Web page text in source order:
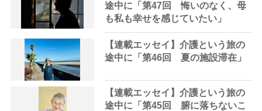
途中に「第47回 悔いのなく、母
も私も幸せを感じていたい」
【連載エッセイ】介護という旅の
途中に「第46回 夏の施設滞在」
【連載エッセイ】介護という旅の
途中に「第45回 腑に落ちないこ